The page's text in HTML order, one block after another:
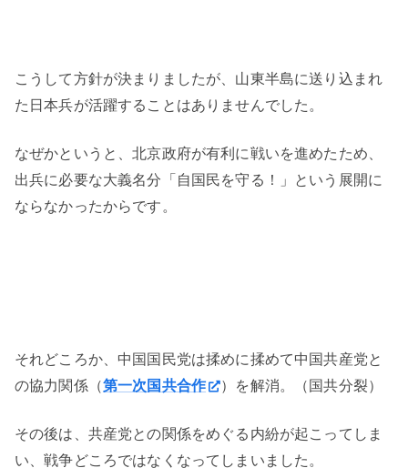
こうして方針が決まりましたが、山東半島に送り込まれ
た日本兵が活躍することはありませんでした。
なぜかというと、北京政府が有利に戦いを進めたため、
出兵に必要な大義名分「自国民を守る！」という展開に
ならなかったからです。
それどころか、中国国民党は揉めに揉めて中国共産党と
の協力関係（第一次国共合作 ）を解消。（国共分裂）
その後は、共産党との関係をめぐる内紛が起こってしま
い、戦争どころではなくなってしまいました。